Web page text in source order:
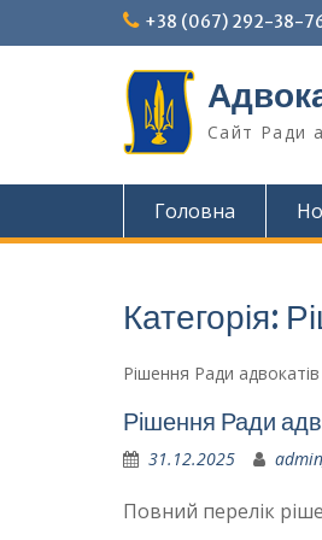
+38 (067) 292-38-
Сайт Ради
Головна
Категорія:
Рішення Ради
Рішення Ради
31.12.2025
Повний перелік